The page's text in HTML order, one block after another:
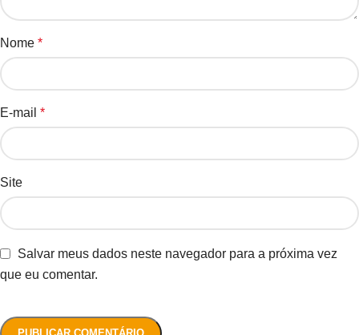
Nome *
E-mail *
Site
Salvar meus dados neste navegador para a próxima vez
que eu comentar.